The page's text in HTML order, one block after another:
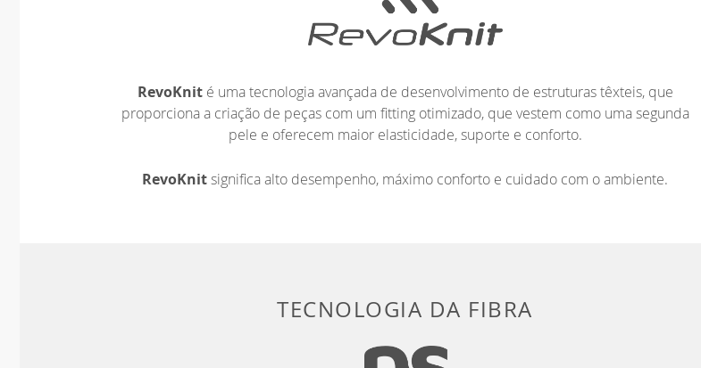
RevoKnité uma tecnologia avançada de desenvolvimento de estruturas têxteis, que
proporciona a criação de peças com um fitting otimizado, que vestem como uma segunda
pele e oferecem maior elasticidade, suporte e conforto.
RevoKnitsignifica alto desempenho, máximo conforto e cuidado com o ambiente.
TECNOLOGIA DA FIBRA